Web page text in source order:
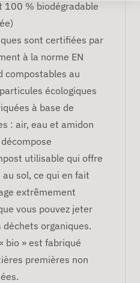
% biodégradable
sont certifiées par
à la norme EN
compostables au
écologiques
à base de
: air, eau et amidon
utilisable qui offre
sol, ce qui en fait
extrêmement
vous pouvez jeter
organiques.
bio » est fabriqué
premières non